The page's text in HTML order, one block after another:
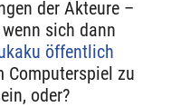
der Akteure –
sich dann
öffentlich
Computerspiel zu
oder?